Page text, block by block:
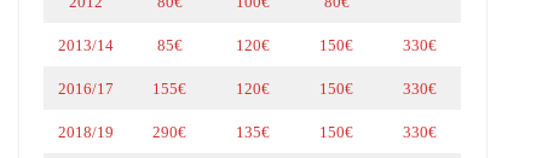
2013/14 85€ 120€ 150€ 330€
2016/17 155€ 120€ 150€ 330€
2018/19 290€ 135€ 150€ 330€